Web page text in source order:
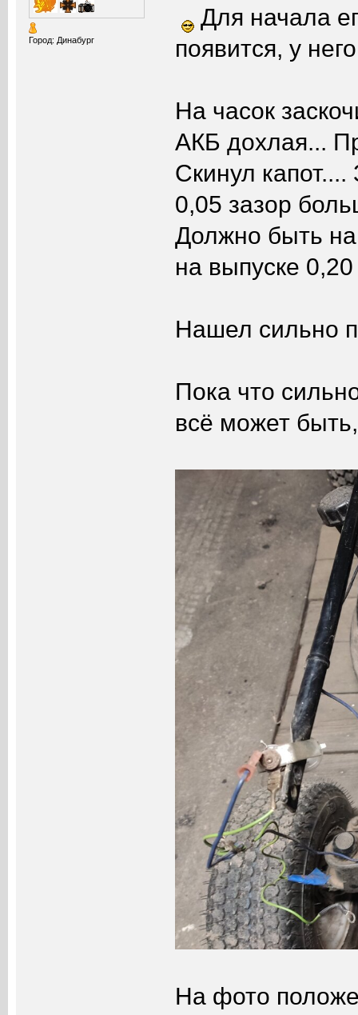
Город: Динабург
Для начала
появится, у
На часок
АКБ дохлая...
Скинул
0,05 зазор
Должно быть на
на выпуске 0,20
Нашел сильно
Пока что
всё может
На фото